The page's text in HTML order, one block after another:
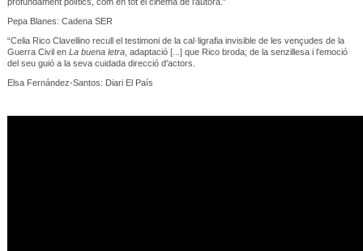
Pepa Blanes: Cadena SER
“Celia Rico Clavellino recull el testimoni de la cal·ligrafia invisible de les vençudes de la
Guerra Civil en La buena letra, adaptació [...] que Rico broda; de la senzillesa i l'emoció
del seu guió a la seva cuidada direcció d'actors.
Elsa Fernández-Santos: Diari El País